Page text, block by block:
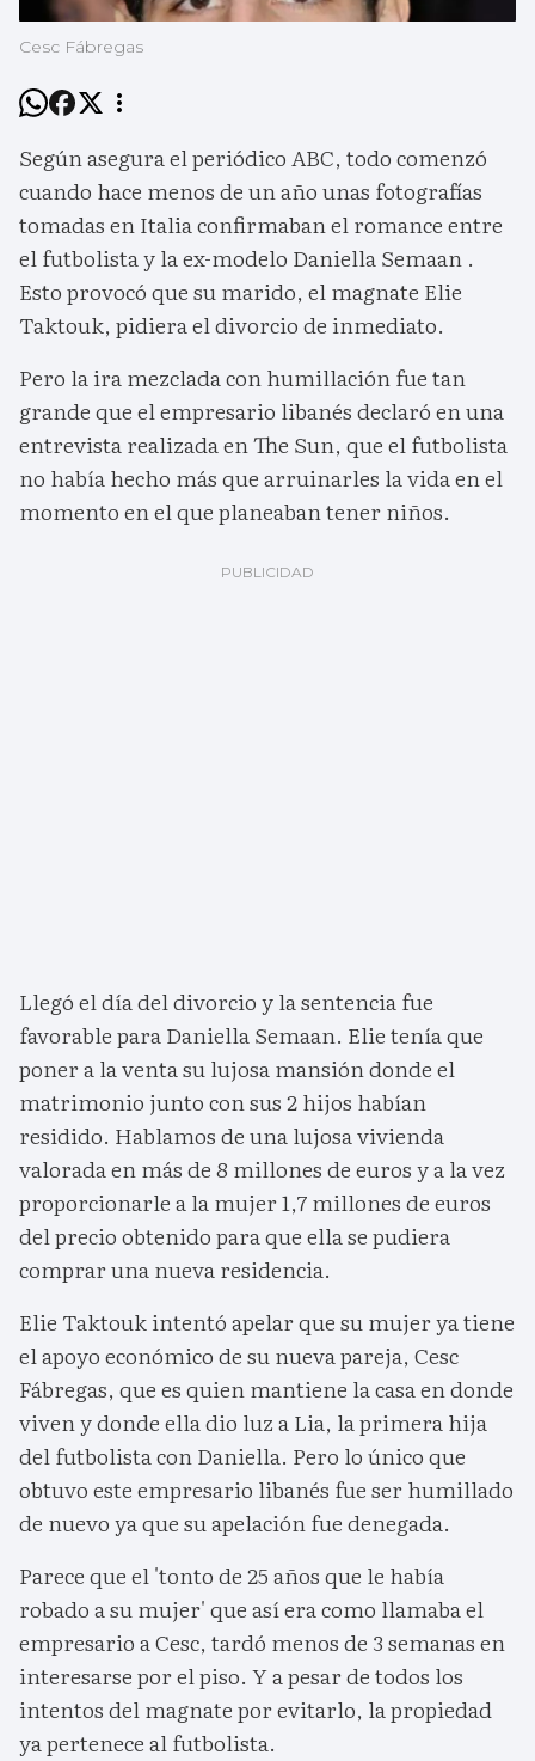
Cesc Fábregas
Según asegura el periódico ABC, todo comenzó
cuando hace menos de un año unas fotografías
tomadas en Italia confirmaban el romance entre
el futbolista y la ex-modelo Daniella Semaan .
Esto provocó que su marido, el magnate Elie
Taktouk, pidiera el divorcio de inmediato.
Pero la ira mezclada con humillación fue tan
grande que el empresario libanés declaró en una
entrevista realizada en The Sun, que el futbolista
no había hecho más que arruinarles la vida en el
momento en el que planeaban tener niños.
Llegó el día del divorcio y la sentencia fue
favorable para Daniella Semaan. Elie tenía que
poner a la venta su lujosa mansión donde el
matrimonio junto con sus 2 hijos habían
residido. Hablamos de una lujosa vivienda
valorada en más de 8 millones de euros y a la vez
proporcionarle a la mujer 1,7 millones de euros
del precio obtenido para que ella se pudiera
comprar una nueva residencia.
Elie Taktouk intentó apelar que su mujer ya tiene
el apoyo económico de su nueva pareja, Cesc
Fábregas, que es quien mantiene la casa en donde
viven y donde ella dio luz a Lia, la primera hija
del futbolista con Daniella. Pero lo único que
obtuvo este empresario libanés fue ser humillado
de nuevo ya que su apelación fue denegada.
Parece que el 'tonto de 25 años que le había
robado a su mujer' que así era como llamaba el
empresario a Cesc, tardó menos de 3 semanas en
interesarse por el piso. Y a pesar de todos los
intentos del magnate por evitarlo, la propiedad
ya pertenece al futbolista.